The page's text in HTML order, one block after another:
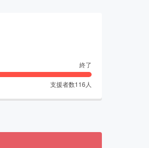
終了
支援者数116 人